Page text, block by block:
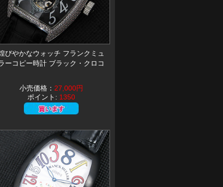
びやかなウォッチ フランクミュ
ーコピー時計 ブラック・クロコ
小売価格： 27,000円
ポイント: 1350